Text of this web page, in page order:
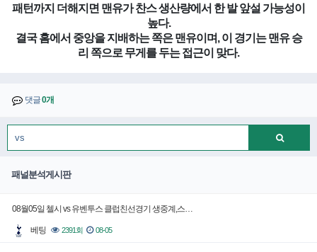
패턴까지 더해지면 맨유가 찬스 생산량에서 한 발 앞설 가능성이
높다.
결국 홈에서 중앙을 지배하는 쪽은 맨유이며, 이 경기는 맨유 승
리 쪽으로 무게를 두는 접근이 맞다.
댓글0개
패널분석게시판
08월05일 첼시 vs 유벤투스 클럽친선경기 생중계,스…
베팅 2391회 08-05